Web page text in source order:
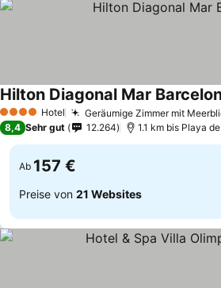
4 Sterne Hotel Geräumige Zimmer mit
Hilton Diagonal Mar
8,4 Sehr gut 12.264 1.1 km bis Playa
Ab 157 €
Preise von 21 Websites